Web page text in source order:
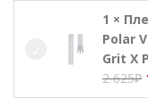
1 ×
Polar
Grit X
2 625₽